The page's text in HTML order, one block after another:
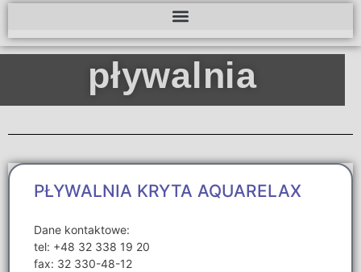
pływalnia
PŁYWALNIA KRYTA AQUARELAX
Dane kontaktowe:
tel: +48 32 338 19 20
fax: 32 330-48-12